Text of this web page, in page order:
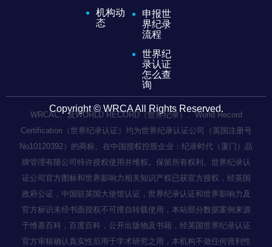
机构动
态
申报世
界纪录
流程
世界纪
录认证
怎么查
询
Copyright © WRCA All Rights Reserved.
WRCAC、及WORLD RECORD（世界纪录）、World Record
Certification（世界纪录认证）均为世界纪录认证公司（英国注册号
No10120392）的商标。在中国授权控股企业：纪录时代（厦门）品
牌管理有限公司特许授权使用并维权。保留所有权利。世界纪录认
证公司官方图标和世界影响力相关知识产权已获官方授权，经英国
政府公证，中国驻英国大使馆认证，世界纪录认证和世界影响力及
官方标识未经书面授权不可擅自转载使用，本站部分数据案例来源
于维基百科，百度百科，公开出版物及书籍，经英国世界纪录认证
官方审核确认真实性后用于学术研究之用，本机构不做任何营利性